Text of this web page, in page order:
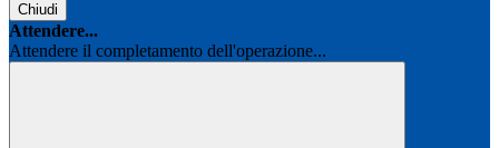
Chiudi
Attendere...
Attendere il completamento dell'operazione...